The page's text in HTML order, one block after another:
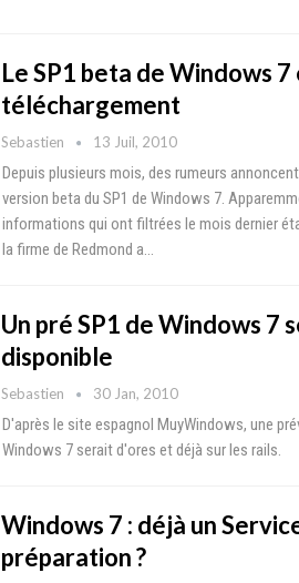
Le SP1 beta de Windows
téléchargement
Sebastien 13 Juil, 2010
Depuis plusieurs mois, des rumeurs
version beta du SP1 de Windows 7.
informations qui ont filtrées le mois dernier
la firme de Redmond a…
Un pré SP1 de Windows 7
disponible
Sebastien 30 Jan, 2010
D'après le site espagnol MuyWindows, une
Windows 7 serait d'ores et déjà sur les rails.
Windows 7 : déjà un
préparation ?